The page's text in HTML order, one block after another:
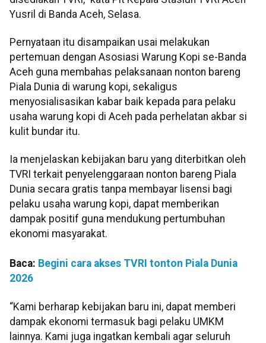
Yusril di Banda Aceh, Selasa.
Pernyataan itu disampaikan usai melakukan
pertemuan dengan Asosiasi Warung Kopi se-Banda
Aceh guna membahas pelaksanaan nonton bareng
Piala Dunia di warung kopi, sekaligus
menyosialisasikan kabar baik kepada para pelaku
usaha warung kopi di Aceh pada perhelatan akbar si
kulit bundar itu.
Ia menjelaskan kebijakan baru yang diterbitkan oleh
TVRI terkait penyelenggaraan nonton bareng Piala
Dunia secara gratis tanpa membayar lisensi bagi
pelaku usaha warung kopi, dapat memberikan
dampak positif guna mendukung pertumbuhan
ekonomi masyarakat.
Baca: Begini cara akses TVRI tonton Piala Dunia
2026
“Kami berharap kebijakan baru ini, dapat memberi
dampak ekonomi termasuk bagi pelaku UMKM
lainnya. Kami juga ingatkan kembali agar seluruh